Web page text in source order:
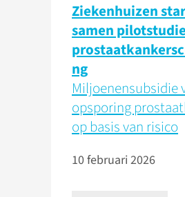
Ziekenhuizen
samen
ng
Miljoenensubsidie
opsporing
op basis van risico
10 februari 2026